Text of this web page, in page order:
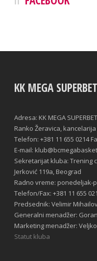
KK MEGA SUPERBET
Adresa: KK MEGA
Ranko Žeravica,
Telefon: +381 11 655 0214
E-mail:
Sekretarijat kluba: Trening
Jerković 119a, Beograd
Radno vreme: ponedeljak-
Telefon/Fax: +381 11 655
Predsednik: Velimir
Generalni menadžer:
Marketing menadžer:
Statut kluba